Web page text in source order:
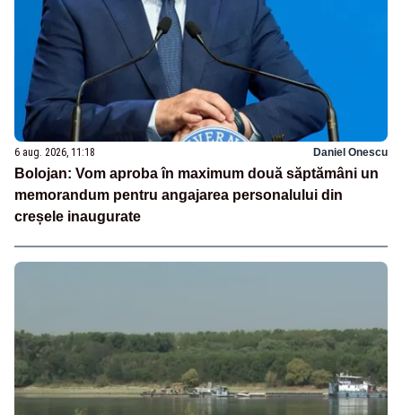
6 aug. 2026, 11:18 Daniel Onescu
Bolojan: Vom aproba în maximum două săptămâni un
memorandum pentru angajarea personalului din
creșele inaugurate